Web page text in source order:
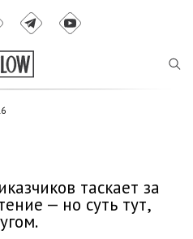
таскает за
— но суть тут,